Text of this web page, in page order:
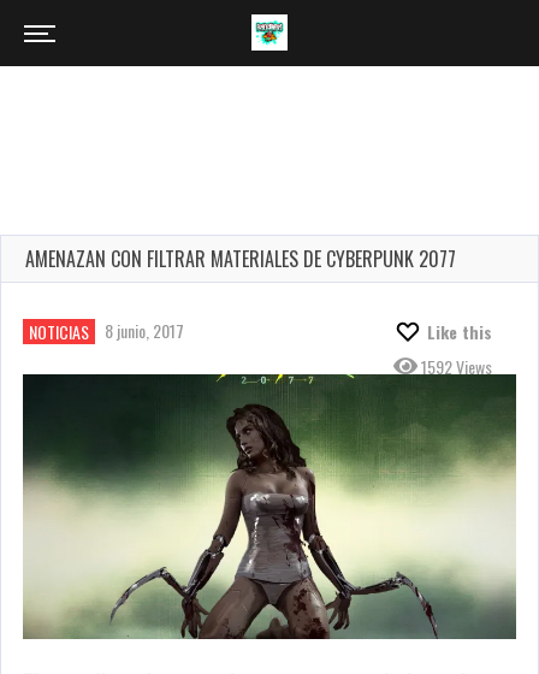
AMENAZAN CON FILTRAR MATERIALES DE CYBERPUNK 2077
NOTICIAS 8 junio, 2017
Like this
1592 Views